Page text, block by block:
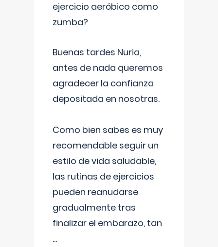
ejercicio aeróbico como
zumba?
Buenas tardes Nuria,
antes de nada queremos
agradecer la confianza
depositada en nosotras.
Como bien sabes es muy
recomendable seguir un
estilo de vida saludable,
las rutinas de ejercicios
pueden reanudarse
gradualmente tras
finalizar el embarazo, tan
...